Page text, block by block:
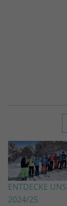
ENTDECKE
2024/25
Zweck